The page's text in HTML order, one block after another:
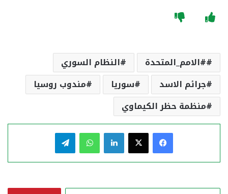
#الامم_المتحدة
النظام السوري
جرائم الاسد
سوريا
مندوب روسيا
منظمة حظر الكيماوي
فيسبوك لينكدإن واتساب